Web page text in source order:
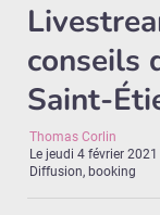
conseils
Saint-
Thomas Corlin
Lejeudi 4 février 2021
Diffusion, booking